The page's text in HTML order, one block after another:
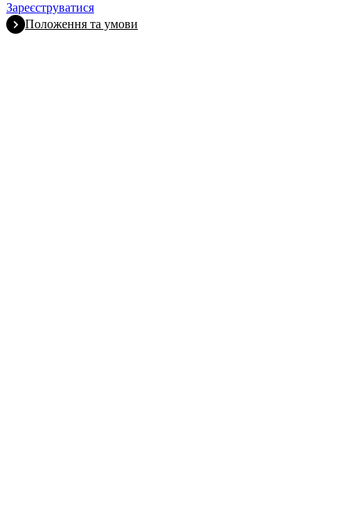
Зареєструватися
Положення та умови